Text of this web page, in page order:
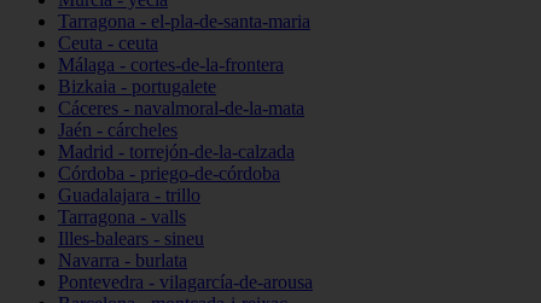
Tarragona - el-pla-de-santa-maria
Ceuta - ceuta
Málaga - cortes-de-la-frontera
Bizkaia - portugalete
Cáceres - navalmoral-de-la-mata
Jaén - cárcheles
Madrid - torrejón-de-la-calzada
Córdoba - priego-de-córdoba
Guadalajara - trillo
Tarragona - valls
Illes-balears - sineu
Navarra - burlata
Pontevedra - vilagarcía-de-arousa